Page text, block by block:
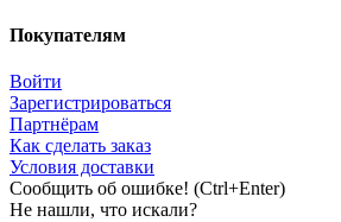
Покупателям
Войти
Зарегистрироваться
Партнёрам
Как сделать заказ
Условия доставки
Сообщить об ошибке! (Ctrl+Enter)
Не нашли, что искали?